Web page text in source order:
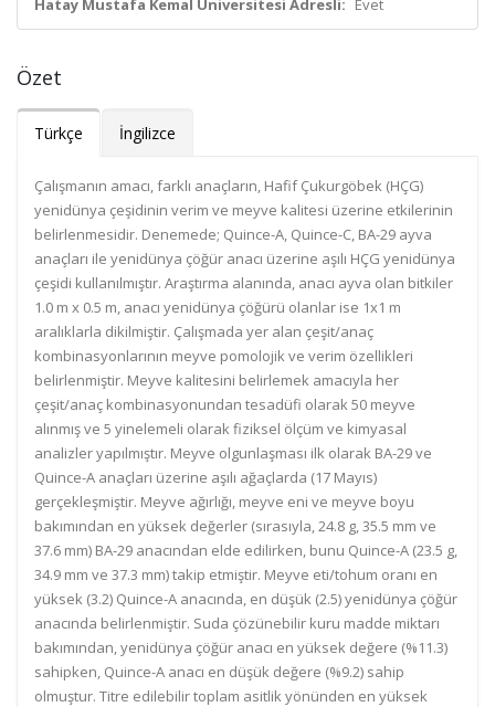
Hatay Mustafa Kemal Üniversitesi Adresli: Evet
Özet
Türkçe İngilizce
Çalışmanın amacı, farklı anaçların, Hafif Çukurgöbek (HÇG)
yenidünya çeşidinin verim ve meyve kalitesi üzerine etkilerinin
belirlenmesidir. Denemede; Quince-A, Quince-C, BA-29 ayva
anaçları ile yenidünya çöğür anacı üzerine aşılı HÇG yenidünya
çeşidi kullanılmıştır. Araştırma alanında, anacı ayva olan bitkiler
1.0 m x 0.5 m, anacı yenidünya çöğürü olanlar ise 1x1 m
aralıklarla dikilmiştir. Çalışmada yer alan çeşit/anaç
kombinasyonlarının meyve pomolojik ve verim özellikleri
belirlenmiştir. Meyve kalitesini belirlemek amacıyla her
çeşit/anaç kombinasyonundan tesadüfi olarak 50 meyve
alınmış ve 5 yinelemeli olarak fiziksel ölçüm ve kimyasal
analizler yapılmıştır. Meyve olgunlaşması ilk olarak BA-29 ve
Quince-A anaçları üzerine aşılı ağaçlarda (17 Mayıs)
gerçekleşmiştir. Meyve ağırlığı, meyve eni ve meyve boyu
bakımından en yüksek değerler (sırasıyla, 24.8 g, 35.5 mm ve
37.6 mm) BA-29 anacından elde edilirken, bunu Quince-A (23.5 g,
34.9 mm ve 37.3 mm) takip etmiştir. Meyve eti/tohum oranı en
yüksek (3.2) Quince-A anacında, en düşük (2.5) yenidünya çöğür
anacında belirlenmiştir. Suda çözünebilir kuru madde miktarı
bakımından, yenidünya çöğür anacı en yüksek değere (%11.3)
sahipken, Quince-A anacı en düşük değere (%9.2) sahip
olmuştur. Titre edilebilir toplam asitlik yönünden en yüksek